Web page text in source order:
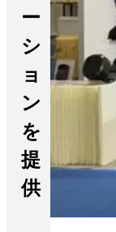
ー
シ
ョ
ン
を
提
供